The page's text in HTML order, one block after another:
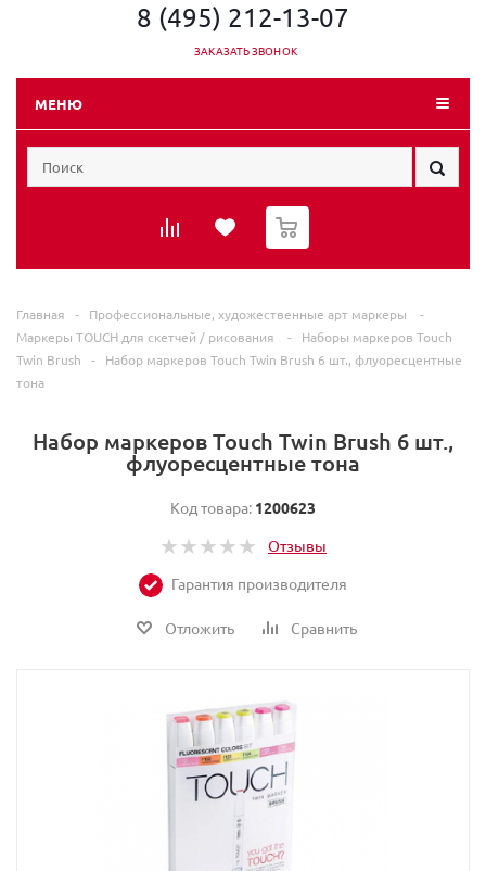
8 (495) 212-13-07
ЗАКАЗАТЬ ЗВОНОК
МЕНЮ
0
Главная - Профессиональные, художественные арт маркеры
-
Маркеры TOUCH для скетчей / рисования
-
Наборы маркеров Touch
Twin Brush
-
Набор маркеров Touch Twin Brush 6 шт., флуоресцентные
тона
Набор маркеров Touch Twin Brush 6 шт.,
флуоресцентные тона
Код товара: 1200623
Отзывы
Гарантия производителя
Отложить Сравнить